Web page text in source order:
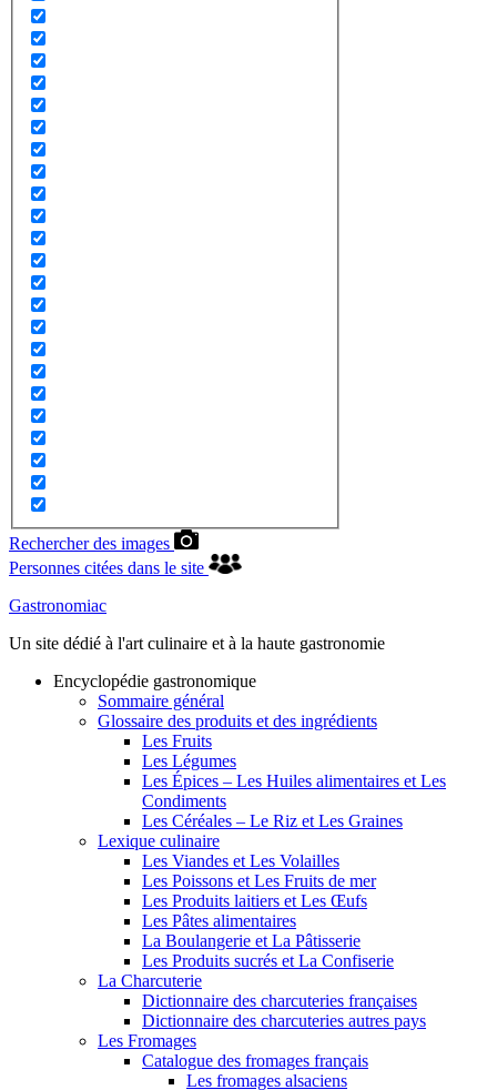
Rechercher des images
Personnes citées dans le site
Gastronomiac
Un site dédié à l'art culinaire et à la haute gastronomie
Encyclopédie gastronomique
Sommaire général
Glossaire des produits et des ingrédients
Les Fruits
Les Légumes
Les Épices – Les Huiles alimentaires et Les
Condiments
Les Céréales – Le Riz et Les Graines
Lexique culinaire
Les Viandes et Les Volailles
Les Poissons et Les Fruits de mer
Les Produits laitiers et Les Œufs
Les Pâtes alimentaires
La Boulangerie et La Pâtisserie
Les Produits sucrés et La Confiserie
La Charcuterie
Dictionnaire des charcuteries françaises
Dictionnaire des charcuteries autres pays
Les Fromages
Catalogue des fromages français
Les fromages alsaciens